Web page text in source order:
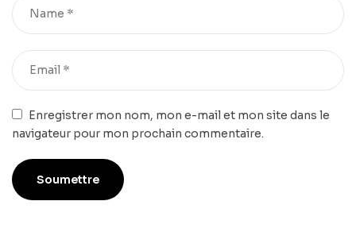
Enregistrer mon nom, mon e-mail et mon site dans le
navigateur pour mon prochain commentaire.